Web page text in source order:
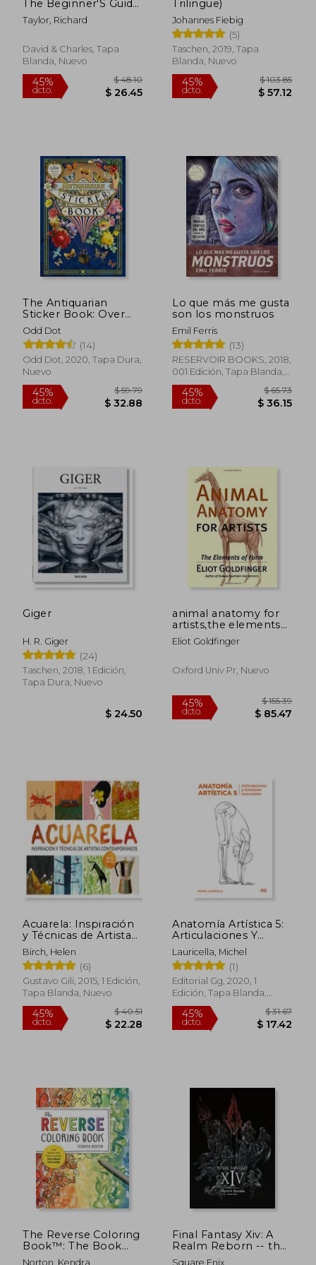
40%
dcto. $ 51.37
45%
dcto.
The Beginner'S Guide
to Drawing and
Painting Buildings (en
Taylor, Richard
David & Charles, Tapa
Blanda, Nuevo
45%
dcto. $ 26.45
Trilingüe)
Johannes Fiebig
(5)
Taschen, 2019, Tapa
Blanda, Nuevo
45%
dcto.
The Antiquarian
Sticker Book: Over
1,000 Exquisite
Victorian Stickers
(The Antiquarian
Sticker Book Series)
(en Inglés)
Odd Dot
(14)
Odd Dot, 2020, Tapa Dura,
Nuevo
45%
dcto.
$ 59.79
$ 32.88
Lo que más me gusta
son los monstruos
Emil Ferris
(13)
RESERVOIR BOOKS, 2018,
001 Edición, Tapa Blanda,
Nuevo
45%
dcto.
Giger
H. R. Giger
(24)
Taschen, 2018, 1 Edición,
Tapa Dura, Nuevo
$ 24.50
animal anatomy for
artists,the elements
of form
Eliot Goldfinger
Oxford Univ Pr, Nuevo
45%
dcto.
Acuarela: Inspiración
y Técnicas de Artistas
Contemporáneos
Birch, Helen
(6)
Gustavo Gili, 2015, 1 Edición,
Tapa Blanda, Nuevo
Anatomía Artística 5:
Articulaciones Y
Funciones Musculares
Lauricella, Michel
(1)
Editorial Gg, 2020, 1
Edición, Tapa Blanda,
Nuevo
The Reverse Coloring
Book™: The Book
has the Colors, you
Norton, Kendra
Final Fantasy Xiv: A
Realm Reborn -- the
art of Eorzea -
Square Enix